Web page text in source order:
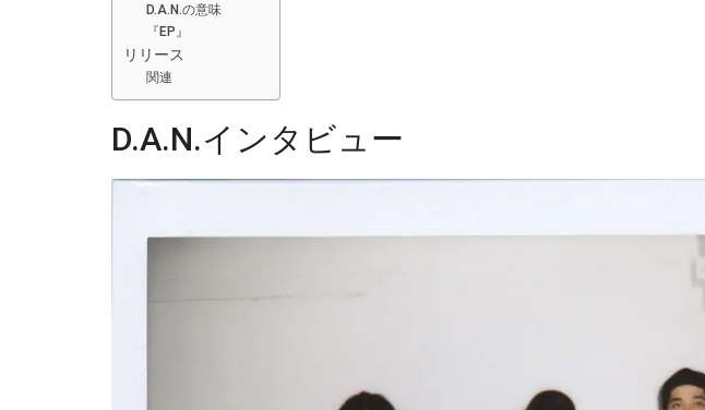
D.A.N.の意味
『EP』
リリース
関連
D.A.N.インタビュー